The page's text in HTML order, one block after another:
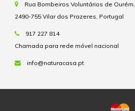
Rua Bombeiros Voluntários de Ourém,
2490-755 Vilar dos Prazeres, Portugal
917 227 814
Chamada para rede móvel nacional
info@naturacasa.pt